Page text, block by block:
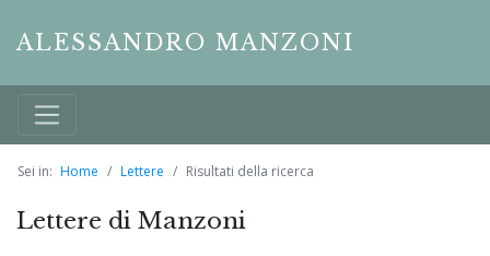
ALESSANDRO MANZONI
Sei in: Home Lettere Risultati della ricerca
Lettere di Manzoni